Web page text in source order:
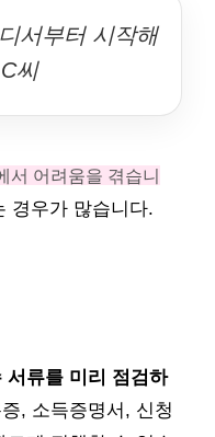
서부터 시작해
씨
서 어려움을 겪습니
경우가 많습니다.
서류를 미리 점검하
, 소득증명서, 신청